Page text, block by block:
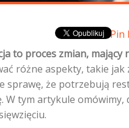
Pin
to proces zmian,
różne aspekty, takie
sprawę, że potrzebują
W tym artykule